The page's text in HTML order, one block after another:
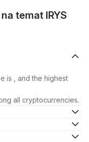
temat IRYS
is , and the highest
all cryptocurrencies.